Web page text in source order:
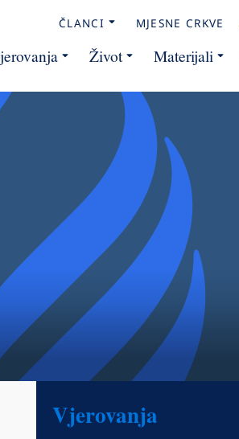
ČLANCI MJESNE CRKVE
Život Materijali
Vjerovanja